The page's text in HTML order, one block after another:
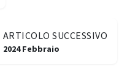
ARTICOLO SUCCESSIVO
2024 Febbraio